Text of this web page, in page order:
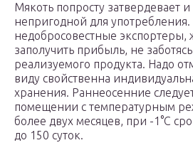
Мякоть попросту затвердевает и
непригодной для
недобросовестные
заполучить прибыль, не
реализуемого продукта. Надо
виду свойственна
хранения. Раннеосенние
помещении с температурным
более двух месяцев, при -1°С
до 150 суток.